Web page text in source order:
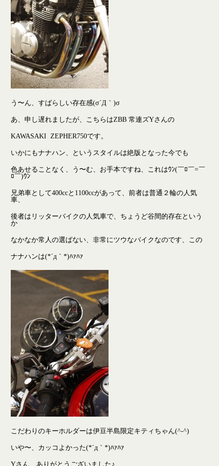
う〜ん、すばらしい存在感(σ´Д｀)σ
あ、申し遅れましたが、こちらはZBB 常連ズYさんの
KAWASAKI ZEPHER750です。
いかにもナナハン、というスタイルは絶版となった今でも
色あせることなく、う〜む、お手本ですね、これはｳﾝ(￣ﾛ￣=￣
ﾛ￣)ｳﾝ
兄弟車として400ccと1100ccがあって、前者は普通２輪の人気
車、
後者はリッターバイクの人気車で、ちょうど谷間的存在という
か
なかなか常人の選ばない、非常にツウなバイクなのです、この
ナナハンは(*´д｀*)ﾊｧﾊｧ
こだわりのキーホルダーは伊豆半島限定キティちゃん(^-^)
いや〜、カッコよかった(*´д｀*)ﾊｧﾊｧ
Yさん、ありがとうございました♪